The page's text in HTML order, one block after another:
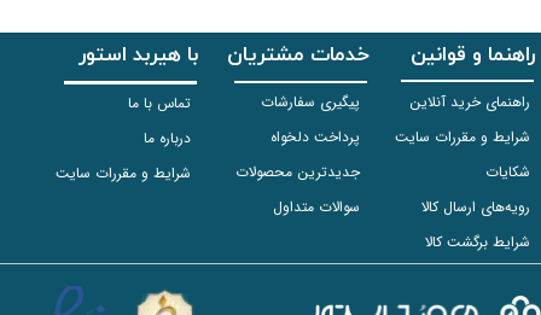
راهنما و قوانین
راهنمای خرید آنلاین
شرایط و مقررات سایت
شکایات
رویه‌های ارسال کالا
شرایط برگشت کالا
خدمات مشتریان
پیگیری سفارشات
پرداخت دلخواه
جدیدترین محصولات
سوالات متداول
با هیربد استور
تماس با ما
درباره ما
شرایط و مقررات سایت